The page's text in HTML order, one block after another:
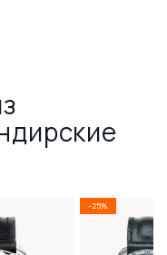
-25%